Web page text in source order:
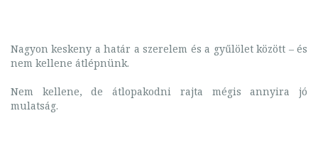
Nagyon keskeny a határ a szerelem és a gyűlölet között – és
nem kellene átlépnünk.
Nem kellene, de átlopakodni rajta mégis annyira jó
mulatság.